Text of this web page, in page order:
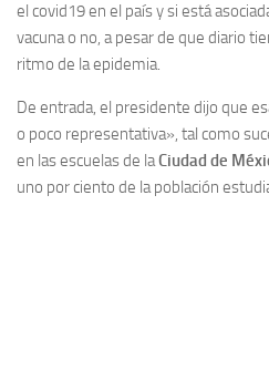
el covid19 en el país y si está
vacuna o no, a pesar de que diario
ritmo de la epidemia.
De entrada, el presidente dijo que
o poco representativa», tal como
en las escuelas de laCiudad de
uno por ciento de la población